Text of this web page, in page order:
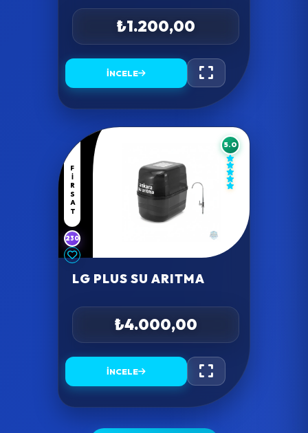
₺1.200,00
İNCELE
FIRSAT
230
5.0
LG PLUS SU ARITMA
₺4.000,00
İNCELE